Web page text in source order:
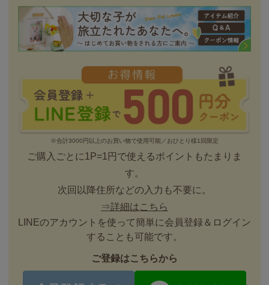
※合計3000円以上のお買い物で使用可能／おひとり様1回限定
ご購入ごとに1P=1円で使えるポイントもたまりま
す。
次回以降住所などの入力も不要に。
⇒詳細はこちら
LINEのアカウントを使って簡単に会員登録＆ログイン
することも可能です。
ご登録はこちらから